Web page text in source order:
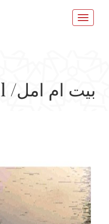
Beit Um Amel /بيت ام امل